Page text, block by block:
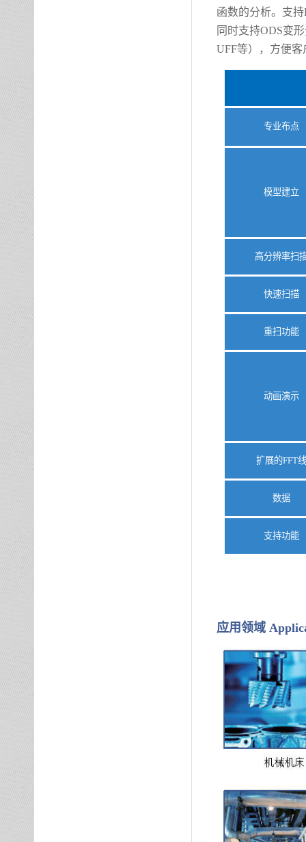
函数的分析。支
同时支持ODS变
UFF等），方便
专业布点
模型建立
高分辨率扫
快速扫描
重扫功能
动画演示
扩展的FFT线
数据
支持功能
应用领域